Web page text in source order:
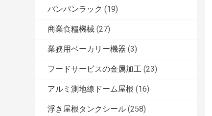
バンパンラック (19)
商業食糧機械 (27)
業務用ベーカリー機器 (3)
フードサービスの金属加工 (23)
アルミ測地線ドーム屋根 (16)
浮き屋根タンクシール (258)